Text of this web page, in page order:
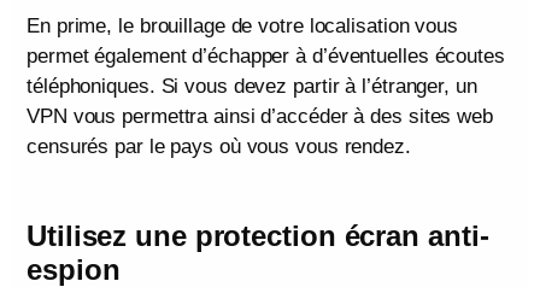
En prime, le brouillage de votre localisation vous
permet également d’échapper à d’éventuelles écoutes
téléphoniques. Si vous devez partir à l’étranger, un
VPN vous permettra ainsi d’accéder à des sites web
censurés par le pays où vous vous rendez.
Utilisez une protection écran anti-
espion